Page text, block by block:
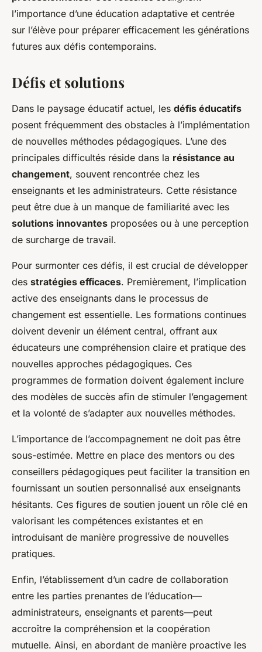
l’importance d’une éducation adaptative et centrée
sur l’élève pour préparer efficacement les générations
futures aux défis contemporains.
Défis et solutions
Dans le paysage éducatif actuel, les défis éducatifs
posent fréquemment des obstacles à l’implémentation
de nouvelles méthodes pédagogiques. L’une des
principales difficultés réside dans la résistance au
changement, souvent rencontrée chez les
enseignants et les administrateurs. Cette résistance
peut être due à un manque de familiarité avec les
solutions innovantes proposées ou à une perception
de surcharge de travail.
Pour surmonter ces défis, il est crucial de développer
des stratégies efficaces. Premièrement, l’implication
active des enseignants dans le processus de
changement est essentielle. Les formations continues
doivent devenir un élément central, offrant aux
éducateurs une compréhension claire et pratique des
nouvelles approches pédagogiques. Ces
programmes de formation doivent également inclure
des modèles de succès afin de stimuler l’engagement
et la volonté de s’adapter aux nouvelles méthodes.
L’importance de l’accompagnement ne doit pas être
sous-estimée. Mettre en place des mentors ou des
conseillers pédagogiques peut faciliter la transition en
fournissant un soutien personnalisé aux enseignants
hésitants. Ces figures de soutien jouent un rôle clé en
valorisant les compétences existantes et en
introduisant de manière progressive de nouvelles
pratiques.
Enfin, l’établissement d’un cadre de collaboration
entre les parties prenantes de l’éducation—
administrateurs, enseignants et parents—peut
accroître la compréhension et la coopération
mutuelle. Ainsi, en abordant de manière proactive les